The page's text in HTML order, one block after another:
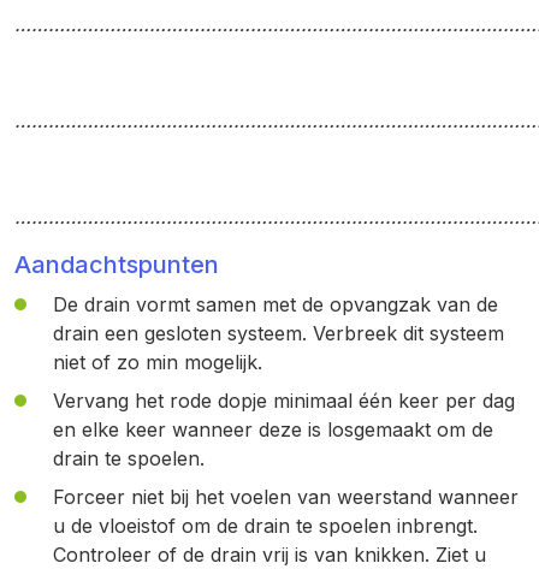
Aandachtspunten
De drain vormt samen met de opvangzak van de
drain een gesloten systeem. Verbreek dit systeem
niet of zo min mogelijk.
Vervang het rode dopje minimaal één keer per dag
en elke keer wanneer deze is losgemaakt om de
drain te spoelen.
Forceer niet bij het voelen van weerstand wanneer
u de vloeistof om de drain te spoelen inbrengt.
Controleer of de drain vrij is van knikken. Ziet u